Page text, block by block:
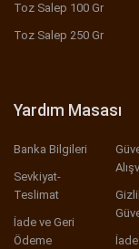
Toz Salep 100 Gr
Toz Salep 250 Gr
Yardım Masası
Banka Bilgileri
Sevkiyat-
Teslimat
İade ve Geri
Ödeme